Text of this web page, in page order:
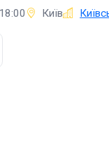
18:00 Київ